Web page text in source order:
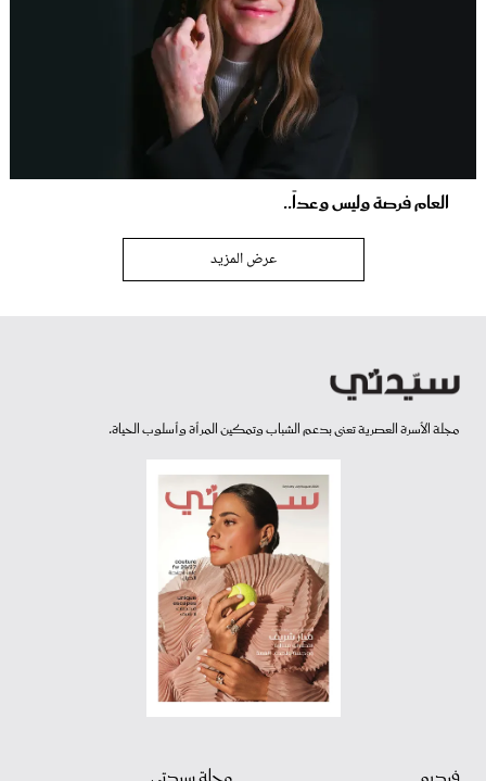
العام فرصة وليس وعداً..
عرض المزيد
مجلة الأسرة العصرية تعنى بدعم الشباب وتمكين المرأة وأسلوب الحياة.